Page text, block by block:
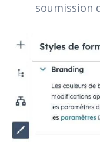
soumission